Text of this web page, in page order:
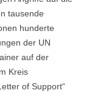
tausende
hunderte
der UN
auf der
Kreis
of Support“